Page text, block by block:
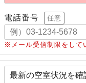
電話番号 任意
※メール受信制限をして